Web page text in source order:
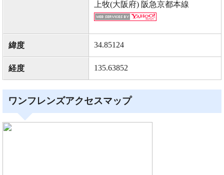
上牧(大阪府) 阪急京都本線
緯度 34.85124
経度 135.63852
ワンフレンズアクセスマップ